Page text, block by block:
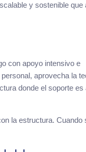
y sostenible que
con apoyo intensivo e
aprovecha la
donde el soporte es
la estructura. Cuando